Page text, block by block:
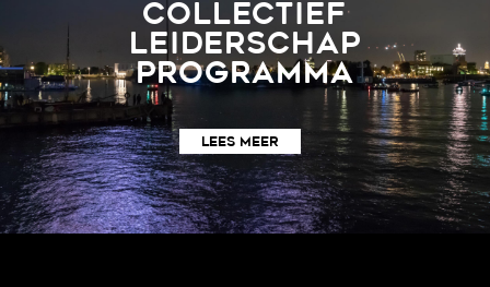
COLLECTIEF
LEIDERSCHAP
PROGRAMMA
LEES MEER